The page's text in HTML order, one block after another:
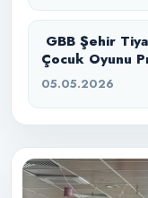
GBB Şehir
Çocuk Oyunu
05.05.2026